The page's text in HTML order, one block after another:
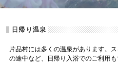
日帰り温泉
片品村には多くの温泉があります。
の途中など、日帰り入浴でのご利用も